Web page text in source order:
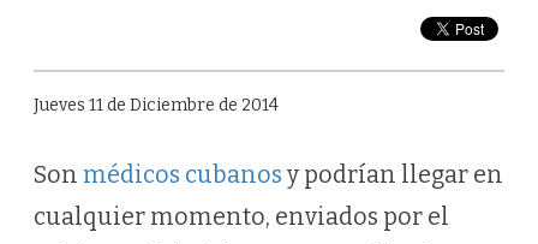
Jueves 11 de Diciembre de 2014
Son médicos cubanos y podrían llegar en
cualquier momento, enviados por el